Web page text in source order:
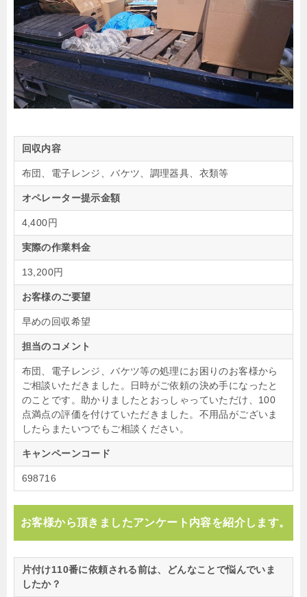
回収内容
布団、電子レンジ、バケツ、調理器具、衣類等
オペレーター提示金額
4,400円
実際の作業料金
13,200円
お客様のご要望
早めの回収希望
担当のコメント
布団、電子レンジ、バケツ等の処理にお困りのお客様から
ご相談いただきました。日時がご依頼の決め手になったと
のことです。助かりましたとおっしゃっていただけ、100
点満点の評価を付けていただきました。不用品がございま
したらまたいつでもご相談ください。
キャンペーンコード
698716
お客様から頂きましたアンケート内容を紹介します。
片付け110番に依頼される前は、どんなことで悩んでいま
したか？